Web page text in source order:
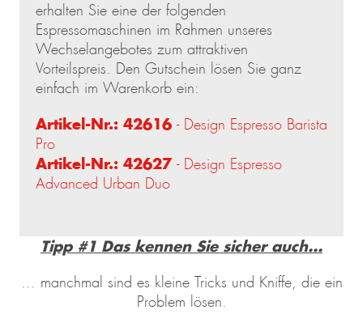
erhalten Sie eine der folgenden
Espressomaschinen im Rahmen unseres
Wechselangebotes zum attraktiven
Vorteilspreis. Den Gutschein lösen Sie ganz
einfach im Warenkorb ein:
Artikel-Nr.: 42616 - Design Espresso Barista
Pro
Artikel-Nr.: 42627- Design Espresso
Advanced Urban Duo
Tipp #1 Das kennen Sie sicher auch...
... manchmal sind es kleine Tricks und Kniffe, die ein
Problem lösen.